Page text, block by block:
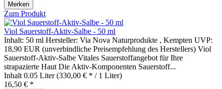
Merken
Zum Produkt
Viol Sauerstoff-Aktiv-Salbe - 50 ml
Inhalt: 50 ml Hersteller: Via Nova Naturprodukte , Kempten UVP:
18,90 EUR (unverbindliche Preisempfehlung des Herstellers) Viol
Sauerstoff-Aktiv-Salbe Vitales Sauerstoffangebot für Ihre
strapazierte Haut Die Aktiv-Komponenten Sauerstoff...
Inhalt 0.05 Liter(330,00 € * / 1 Liter)
16,50 € *